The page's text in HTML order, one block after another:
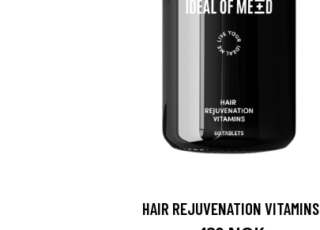
HAIR REJUVENATION VITAMINS